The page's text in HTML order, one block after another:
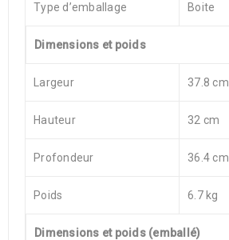
Type d’emballage Boite
Dimensions et poids
Largeur 37.8 cm
Hauteur 32 cm
Profondeur 36.4 cm
Poids 6.7 kg
Dimensions et poids (emballé)